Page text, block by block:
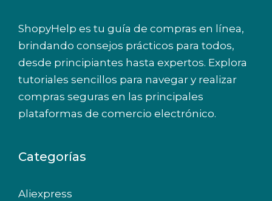
ShopyHelp es tu guía de compras en línea,
brindando consejos prácticos para todos,
desde principiantes hasta expertos. Explora
tutoriales sencillos para navegar y realizar
compras seguras en las principales
plataformas de comercio electrónico.
Categorías
Aliexpress